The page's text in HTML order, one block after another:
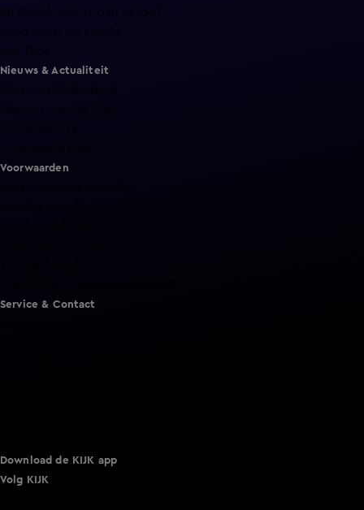
Mi Dushi: wat is dan liefde?
Lang Leve de Liefde
Nieuws & Actualiteit
Voorwaarden
Service & Contact
Download de KIJK app
Volg KIJK